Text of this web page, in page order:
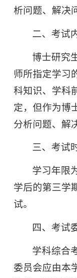
析问题、解决
二、考试
博士研究
师所指定学习
科知识、学科
定，但作为博
分析问题、解
三、考试
学习年限
学后的第三学
试。
四、考试
学科综合
委员会应由本